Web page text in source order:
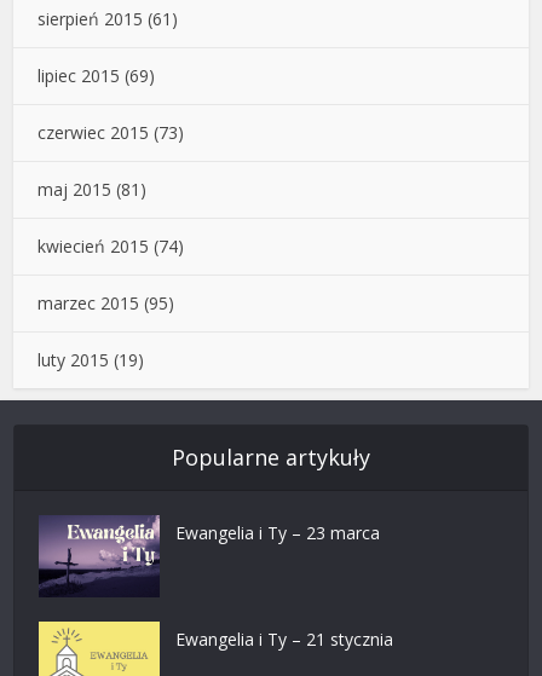
sierpień 2015 (61)
lipiec 2015 (69)
czerwiec 2015 (73)
maj 2015 (81)
kwiecień 2015 (74)
marzec 2015 (95)
luty 2015 (19)
Popularne artykuły
Ewangelia i Ty – 23 marca
Ewangelia i Ty – 21 stycznia